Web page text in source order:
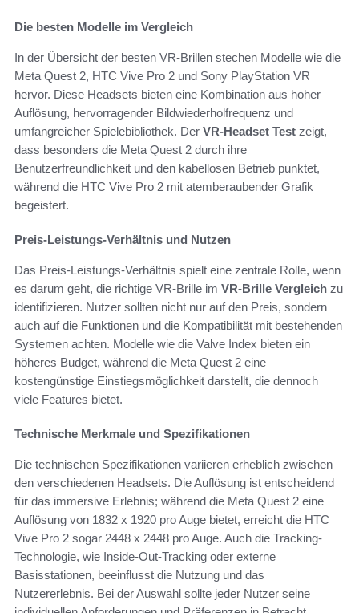
Die besten Modelle im Vergleich
In der Übersicht der besten VR-Brillen stechen Modelle wie die
Meta Quest 2, HTC Vive Pro 2 und Sony PlayStation VR
hervor. Diese Headsets bieten eine Kombination aus hoher
Auflösung, hervorragender Bildwiederholfrequenz und
umfangreicher Spielebibliothek. Der VR-Headset Test zeigt,
dass besonders die Meta Quest 2 durch ihre
Benutzerfreundlichkeit und den kabellosen Betrieb punktet,
während die HTC Vive Pro 2 mit atemberaubender Grafik
begeistert.
Preis-Leistungs-Verhältnis und Nutzen
Das Preis-Leistungs-Verhältnis spielt eine zentrale Rolle, wenn
es darum geht, die richtige VR-Brille im VR-Brille Vergleich zu
identifizieren. Nutzer sollten nicht nur auf den Preis, sondern
auch auf die Funktionen und die Kompatibilität mit bestehenden
Systemen achten. Modelle wie die Valve Index bieten ein
höheres Budget, während die Meta Quest 2 eine
kostengünstige Einstiegsmöglichkeit darstellt, die dennoch
viele Features bietet.
Technische Merkmale und Spezifikationen
Die technischen Spezifikationen variieren erheblich zwischen
den verschiedenen Headsets. Die Auflösung ist entscheidend
für das immersive Erlebnis; während die Meta Quest 2 eine
Auflösung von 1832 x 1920 pro Auge bietet, erreicht die HTC
Vive Pro 2 sogar 2448 x 2448 pro Auge. Auch die Tracking-
Technologie, wie Inside-Out-Tracking oder externe
Basisstationen, beeinflusst die Nutzung und das
Nutzererlebnis. Bei der Auswahl sollte jeder Nutzer seine